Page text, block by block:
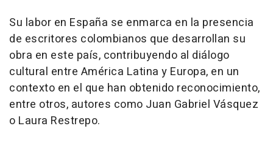
Su labor en España se enmarca en la presencia
de escritores colombianos que desarrollan su
obra en este país, contribuyendo al diálogo
cultural entre América Latina y Europa, en un
contexto en el que han obtenido reconocimiento,
entre otros, autores como Juan Gabriel Vásquez
o Laura Restrepo.